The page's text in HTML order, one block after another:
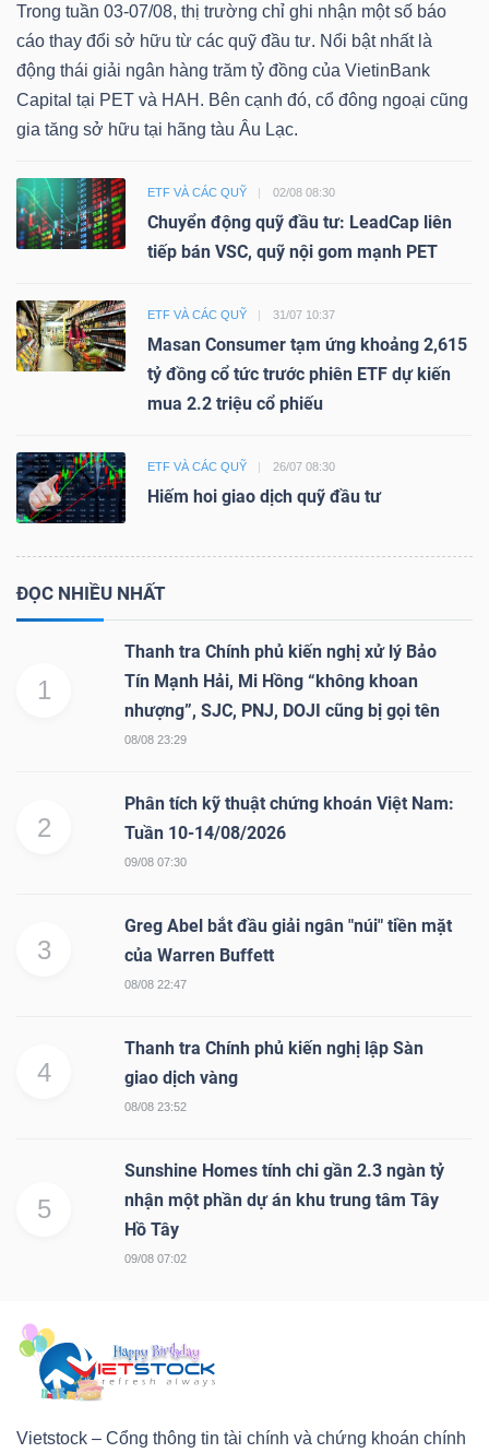
Trong tuần 03-07/08, thị trường chỉ ghi nhận một số báo
cáo thay đổi sở hữu từ các quỹ đầu tư. Nổi bật nhất là
động thái giải ngân hàng trăm tỷ đồng của VietinBank
Capital tại PET và HAH. Bên cạnh đó, cổ đông ngoại cũng
gia tăng sở hữu tại hãng tàu Âu Lạc.
ETF VÀ CÁC QUỸ 02/08 08:30
Chuyển động quỹ đầu tư: LeadCap liên
tiếp bán VSC, quỹ nội gom mạnh PET
ETF VÀ CÁC QUỸ 31/07 10:37
Masan Consumer tạm ứng khoảng 2,615
tỷ đồng cổ tức trước phiên ETF dự kiến
mua 2.2 triệu cổ phiếu
ETF VÀ CÁC QUỸ 26/07 08:30
Hiếm hoi giao dịch quỹ đầu tư
ĐỌC NHIỀU NHẤT
1
Thanh tra Chính phủ kiến nghị xử lý Bảo
Tín Mạnh Hải, Mi Hồng “không khoan
nhượng”, SJC, PNJ, DOJI cũng bị gọi tên
08/08 23:29
2
Phân tích kỹ thuật chứng khoán Việt Nam:
Tuần 10-14/08/2026
09/08 07:30
3
Greg Abel bắt đầu giải ngân "núi" tiền mặt
của Warren Buffett
08/08 22:47
4
Thanh tra Chính phủ kiến nghị lập Sàn
giao dịch vàng
08/08 23:52
5
Sunshine Homes tính chi gần 2.3 ngàn tỷ
nhận một phần dự án khu trung tâm Tây
Hồ Tây
09/08 07:02
Vietstock – Cổng thông tin tài chính và chứng khoán chính